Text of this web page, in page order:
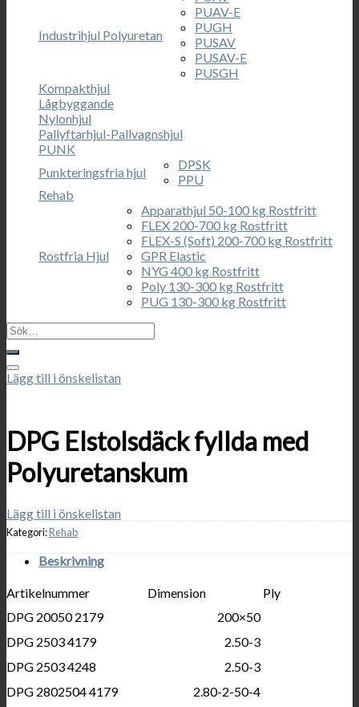
Industrihjul Polyuretan
PUAV-E
PUGH
PUSAV
PUSAV-E
PUSGH
Kompakthjul
Lågbyggande
Nylonhjul
Pallyftarhjul-Pallvagnshjul
PUNK
Punkteringsfria hjul
DPSK
PPU
Rehab
Rostfria Hjul
Apparathjul 50-100 kg Rostfritt
FLEX 200-700 kg Rostfritt
FLEX-S (Soft) 200-700 kg Rostfritt
GPR Elastic
NYG 400 kg Rostfritt
Poly 130-300 kg Rostfritt
PUG 130-300 kg Rostfritt
Sök
efter:
Lägg till i önskelistan
DPG Elstolsdäck fyllda med
Polyuretanskum
Lägg till i önskelistan
Kategori:Rehab
Beskrivning
Artikelnummer Dimension
Ply
DPG 20050 2179
200×50
DPG 2503 4179
2.50-3
DPG 2503 4248
2.50-3
DPG 2802504 4179
2.80-2-50-4